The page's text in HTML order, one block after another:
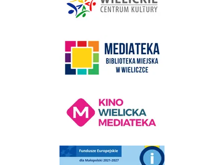
Punkt Obsługi Ekodoradcy Wieliczka